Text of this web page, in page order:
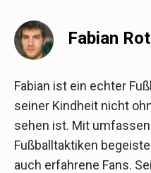
Fabian
Fabian ist ein echter
seiner Kindheit nicht
sehen ist. Mit
Fußballtaktiken
auch erfahrene Fans.